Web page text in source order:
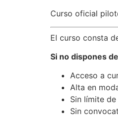
Curso oficial
El curso consta
Si no dispones
Acceso a
Alta en
Sin límite
Sin